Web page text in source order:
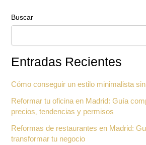
Buscar
Entradas Recientes
Cómo conseguir un estilo minimalista
Reformar tu oficina en Madrid: Guía
precios, tendencias y permisos
Reformas de restaurantes en Madrid:
transformar tu negocio